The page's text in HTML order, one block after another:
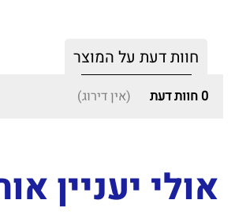
חוות דעת על המוצר
0 חוות דעת (אין דירוג)
אולי יעניין